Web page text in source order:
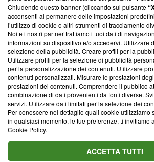
Team editoriale
Corporate
Redazione
Informativa Privacy
Cookie Policy
Blasting SA, IDI CHE-247.845.224, Via
Lugano (Svizzera) Tel:+39 0690258937
© 2026 Blasting News
Chiudendo questo banner (cliccando sul pulsante
acconsenti al permanere delle impostazioni
l’utilizzo di cookie o altri strumenti di tracciamento
Noi e i nostri partner trattiamo i tuoi dati di
informazioni su dispositivo e/o accedervi. Utilizzare
selezione della pubblicità. Creare profili per la
Utilizzare profili per la selezione di pubblicità
per la personalizzazione dei contenuti. Utilizzare
contenuti personalizzati. Misurare le prestazioni
prestazioni dei contenuti. Comprendere il pubblico
combinazione di dati provenienti da fonti diverse.
servizi. Utilizzare dati limitati per la selezione dei
Per conoscere nel dettaglio quali cookie utilizziamo
in qualsiasi momento, le tue preferenze, ti invitiamo
Cookie Policy.
ACCETTA TUTTI